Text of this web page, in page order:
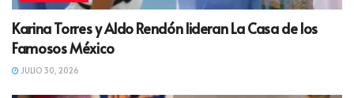
Karina Torres y Aldo Rendón lideran La Casa de los
Famosos México
JULIO 30, 2026